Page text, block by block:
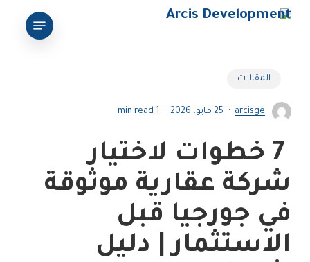
Skip
Menu
المقالات
arcisge 25 مايو، 2026 1 min read
7 خطوات لاختيار
شركة عقارية موثوقة
في جورجيا قبل
الاستثمار | دليل